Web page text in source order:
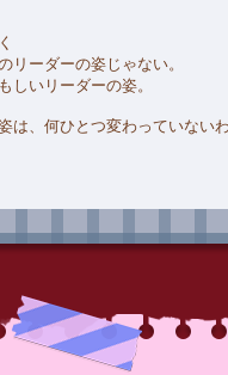
リーダーの姿じゃない。
しいリーダーの姿。
は、何ひとつ変わっていない